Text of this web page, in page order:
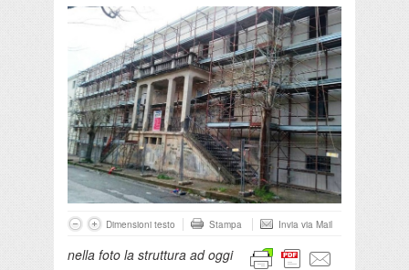
Dimensioni testo Stampa Invia via Mail
nella foto la struttura ad oggi